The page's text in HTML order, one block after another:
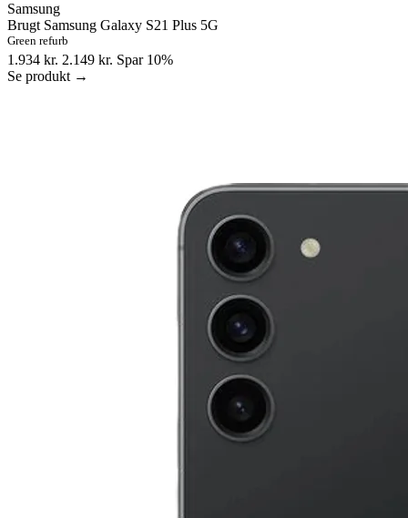
Samsung
Brugt Samsung Galaxy S21 Plus 5G
Green refurb
1.934 kr. 2.149 kr. Spar 10%
Se produkt →